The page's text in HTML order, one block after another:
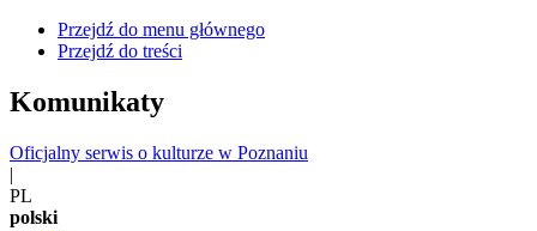
Przejdź do menu głównego
Przejdź do treści
Komunikaty
Oficjalny serwis o kulturze w Poznaniu
|
PL
polski